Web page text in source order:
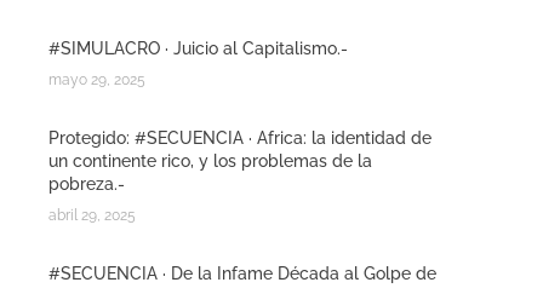
#SIMULACRO · Juicio al Capitalismo.-
mayo 29, 2025
Protegido: #SECUENCIA · Africa: la identidad de
un continente rico, y los problemas de la
pobreza.-
abril 29, 2025
#SECUENCIA · De la Infame Década al Golpe de